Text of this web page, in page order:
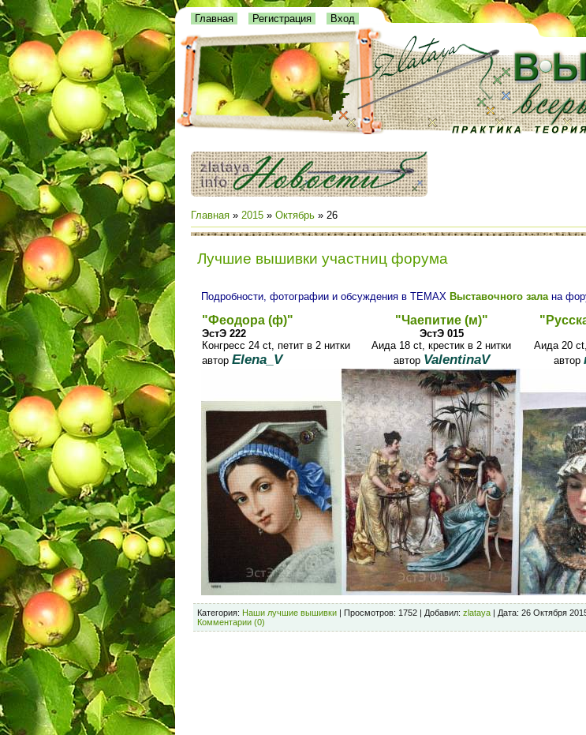
Главная Регистрация Вход
Главная » 2015 » Октябрь » 26
Лучшие вышивки участниц форума
Подробности, фотографии и обсуждения в ТЕМАХ Выставочного зала на
"Феодора (ф)"
ЭстЭ 222
Конгресс 24 ct, петит в 2 нитки
автор Elena_V
"Чаепитие (м)"
ЭстЭ 015
Аида 18 ct, крестик в 2 нитки
автор ValentinaV
Аида 20
автор
Категория: Наши лучшие вышивки | Просмотров: 1752 | Добавил: zlataya | Дата: 26 Октября
Комментарии (0)